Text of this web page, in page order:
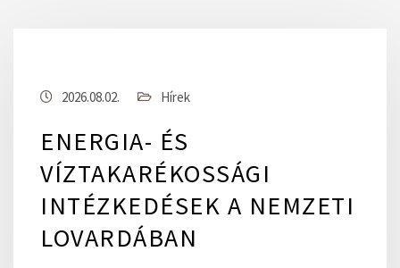
2026.08.02. Hírek
ENERGIA- ÉS
VÍZTAKARÉKOSSÁGI
INTÉZKEDÉSEK A NEMZETI
LOVARDÁBAN